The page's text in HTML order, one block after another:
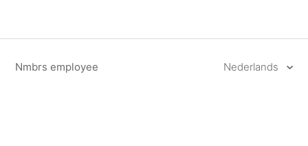
Nmbrs employee Nederlands